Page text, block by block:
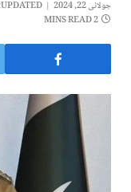
جولائی 22, 2024 UPDATED:
2 MINS READ